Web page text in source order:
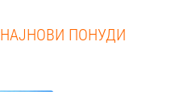
НАЈНОВИ ПОНУДИ